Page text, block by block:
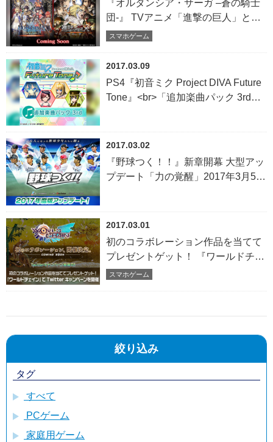
開始～
スマホゲーム
『オルタンシア・サーガ –蒼の騎士
団-』 TVアニメ「進撃の巨人」との
コラボレーションイベント開催が決
ンシア国営放送”で最新情報を発表
2017.03.09
PS4『初音ミク Project DIVA Future
Tone』<br>「追加楽曲パック 3rd」
2017.03.02
『野球つく！！』新章開幕 大型アッ
プデート「力の覚醒」2017年3月5日
2017.03.01
スマホゲーム
初のコラボレーション作品を当てて
プレゼントゲット！ 『ワールドチェ
イン』で Twitter キャンペーンを開催
絞り込み
タグ
すべて
PCゲーム
家庭用ゲーム